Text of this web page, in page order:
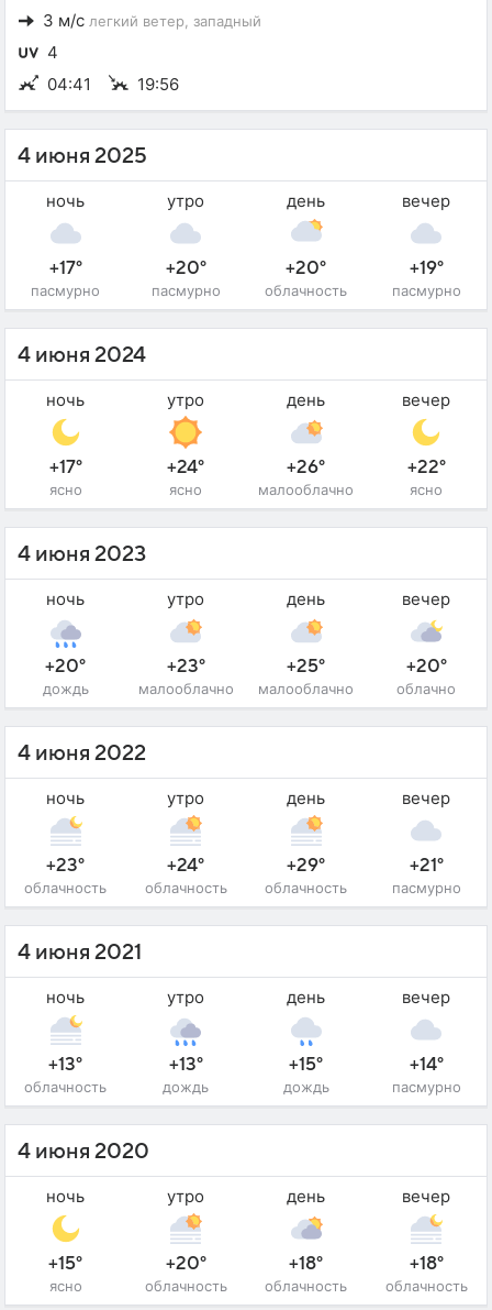
3 м/с легкий ветер , западный
4
04:41
19:56
4 июня 2025
ночь
+17°
пасмурно
утро
+20°
пасмурно
день
+20°
облачность
вечер
+19°
пасмурно
4 июня 2024
ночь
+17°
ясно
утро
+24°
ясно
день
+26°
малооблачно
вечер
+22°
ясно
4 июня 2023
ночь
+20°
дождь
утро
+23°
малооблачно
день
+25°
малооблачно
вечер
+20°
облачно
4 июня 2022
ночь
+23°
облачность
утро
+24°
облачность
день
+29°
облачность
вечер
+21°
пасмурно
4 июня 2021
ночь
+13°
облачность
утро
+13°
дождь
день
+15°
дождь
вечер
+14°
пасмурно
4 июня 2020
ночь
+15°
ясно
утро
+20°
облачность
день
+18°
облачность
вечер
+18°
облачность